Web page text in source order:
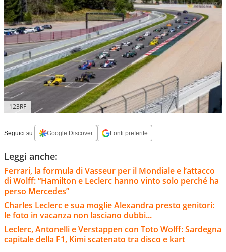
123RF
Seguici su: Google Discover Fonti preferite
Leggi anche:
Ferrari, la formula di Vasseur per il Mondiale e l’attacco
di Wolff: “Hamilton e Leclerc hanno vinto solo perché ha
perso Mercedes”
Charles Leclerc e sua moglie Alexandra presto genitori:
le foto in vacanza non lasciano dubbi...
Leclerc, Antonelli e Verstappen con Toto Wolff: Sardegna
capitale della F1, Kimi scatenato tra disco e kart